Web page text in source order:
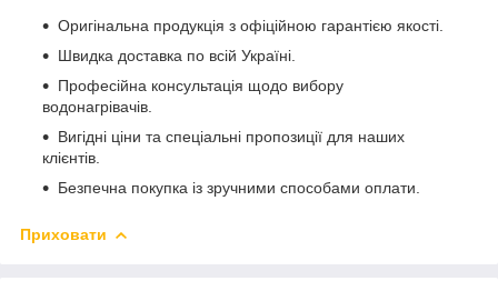
Оригінальна продукція з офіційною гарантією якості.
Швидка доставка по всій Україні.
Професійна консультація щодо вибору
водонагрівачів.
Вигідні ціни та спеціальні пропозиції для наших
клієнтів.
Безпечна покупка із зручними способами оплати.
Приховати